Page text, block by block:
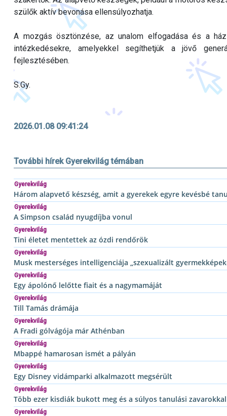
szülők aktív bevonása ellensúlyozhatja.
A mozgás ösztönzése, az unalom elfogadása és a
intézkedésekre, amelyekkel segíthetjük a jövő
fejlesztésében.
S.Gy.
2026.01.08 09:41:24
További hírek Gyerekvilág témában
Gyerekvilág
Három alapvető készség, amit a gyerekek egyre kevésbé
Gyerekvilág
A Simpson család nyugdíjba vonul
Gyerekvilág
Tini életet mentettek az ózdi rendőrök
Gyerekvilág
Musk mesterséges intelligenciája „szexualizált
Gyerekvilág
Egy ápolónő lelőtte fiait és a nagymamáját
Gyerekvilág
Till Tamás drámája
Gyerekvilág
A Fradi gólvágója már Athénban
Gyerekvilág
Mbappé hamarosan ismét a pályán
Gyerekvilág
Egy Disney vidámparki alkalmazott megsérült
Gyerekvilág
Több ezer kisdiák bukott meg és a súlyos tanulási
Gyerekvilág